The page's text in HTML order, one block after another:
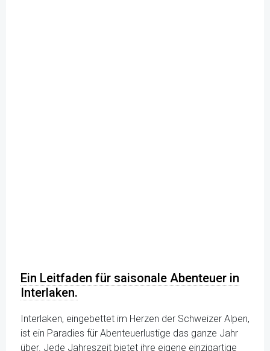
Ein Leitfaden für saisonale Abenteuer in
Interlaken.
Interlaken, eingebettet im Herzen der Schweizer Alpen,
ist ein Paradies für Abenteuerlustige das ganze Jahr
über. Jede Jahreszeit bietet ihre eigene einzigartige